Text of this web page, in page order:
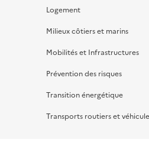
Logement
Milieux côtiers et marins
Mobilités et Infrastructures
Prévention des risques
Transition énergétique
Transports routiers et